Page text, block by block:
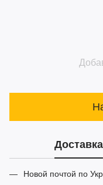
Доставка
Новой почтой по